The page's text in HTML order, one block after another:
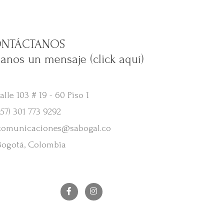
un mensaje (click aquí)
103 # 19 - 60 Piso 1
301 773 9292
Colombia